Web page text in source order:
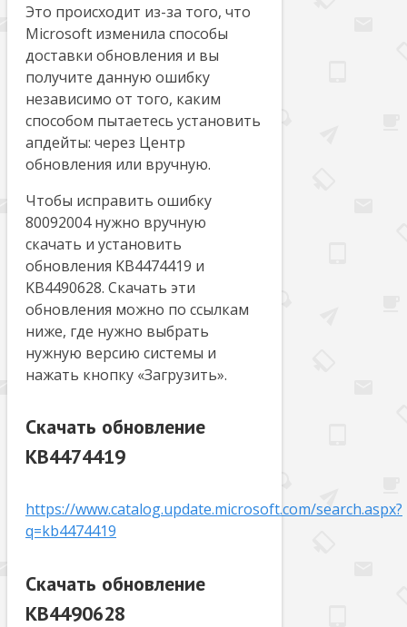
Это происходит из-за того, что
Microsoft изменила способы
доставки обновления и вы
получите данную ошибку
независимо от того, каким
способом пытаетесь установить
апдейты: через Центр
обновления или вручную.
Чтобы исправить ошибку
80092004 нужно вручную
скачать и установить
обновления KB4474419 и
KB4490628. Скачать эти
обновления можно по ссылкам
ниже, где нужно выбрать
нужную версию системы и
нажать кнопку «Загрузить».
Скачать обновление
KB4474419
https://www.catalog.update.microsoft.com/search.aspx?
q=kb4474419
Скачать обновление
KB4490628